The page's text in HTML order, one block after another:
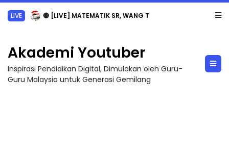
Sejarah Tingkatan 4
Akademi Youtuber
Inspirasi Pendidikan Digital, Dimulakan oleh Guru-
Guru Malaysia untuk Generasi Gemilang